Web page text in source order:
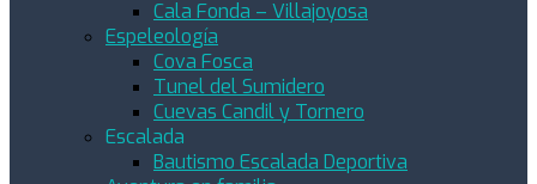
Cala Fonda – Villajoyosa
Espeleología
Cova Fosca
Tunel del Sumidero
Cuevas Candil y Tornero
Escalada
Bautismo Escalada Deportiva